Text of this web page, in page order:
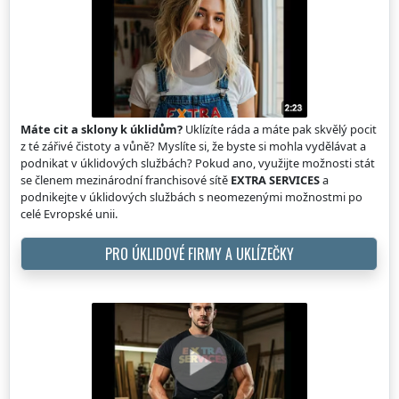
Máte cit a sklony k úklidům? Uklízíte ráda a máte pak skvělý pocit
z té zářivé čistoty a vůně? Myslíte si, že byste si mohla vydělávat a
podnikat v úklidových službách? Pokud ano, využijte možnosti stát
se členem mezinárodní franchisové sítě EXTRA SERVICESa
podnikejte v úklidových službách s neomezenými možnostmi po
celé Evropské unii.
PRO ÚKLIDOVÉ FIRMY A UKLÍZEČKY